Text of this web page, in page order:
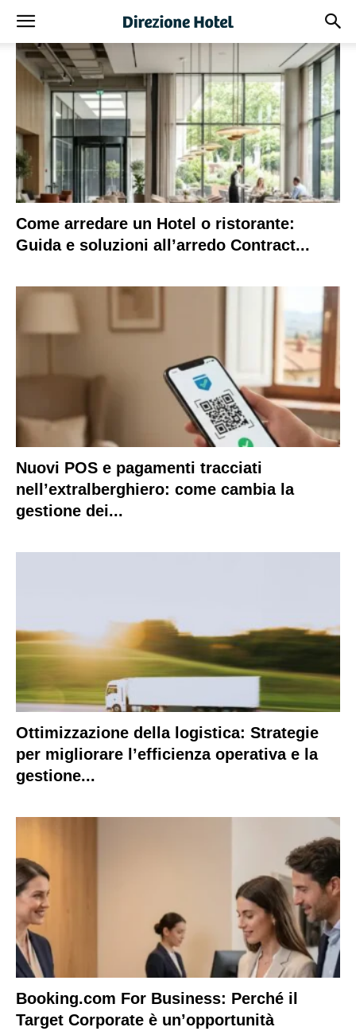
Come arredare un Hotel o ristorante:
Guida e soluzioni all’arredo Contract...
Nuovi POS e pagamenti tracciati
nell’extralberghiero: come cambia la
gestione dei...
Ottimizzazione della logistica: Strategie
per migliorare l’efficienza operativa e la
gestione...
Booking.com For Business: Perché il
Target Corporate è un’opportunità